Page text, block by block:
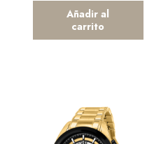
Añadir al
carrito